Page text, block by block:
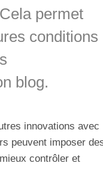
permet
conditions
blog.
innovations avec
peuvent imposer
contrôler et